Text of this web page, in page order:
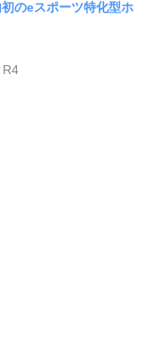
のeスポーツ特化型ホ
R4